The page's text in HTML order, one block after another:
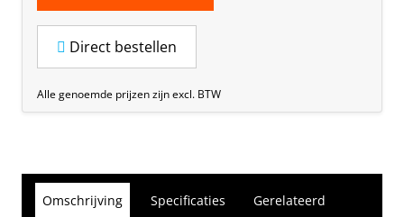
Direct bestellen
Alle genoemde prijzen zijn excl. BTW
Omschrijving Specificaties Gerelateerd